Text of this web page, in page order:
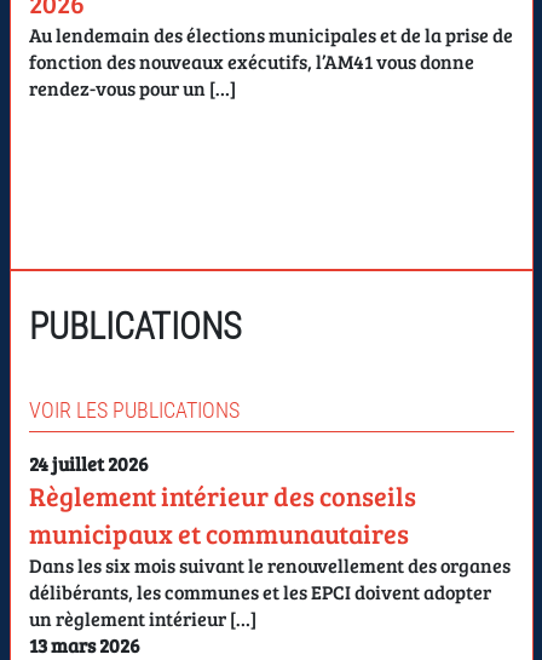
Au lendemain des élections municipales et de la prise de
fonction des nouveaux exécutifs, l’AM41 vous donne
rendez-vous pour un […]
PUBLICATIONS
VOIR LES PUBLICATIONS
24 juillet 2026
Règlement intérieur des conseils
municipaux et communautaires
Dans les six mois suivant le renouvellement des organes
délibérants, les communes et les EPCI doivent adopter
un règlement intérieur […]
13 mars 2026